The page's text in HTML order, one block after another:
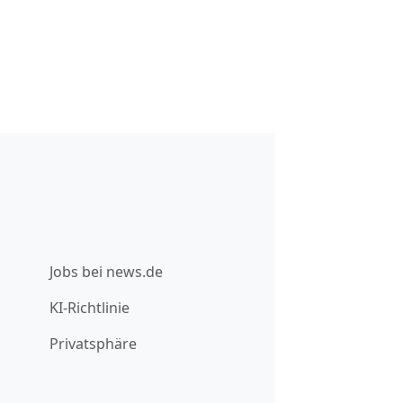
Jobs bei news.de
KI-Richtlinie
Privatsphäre